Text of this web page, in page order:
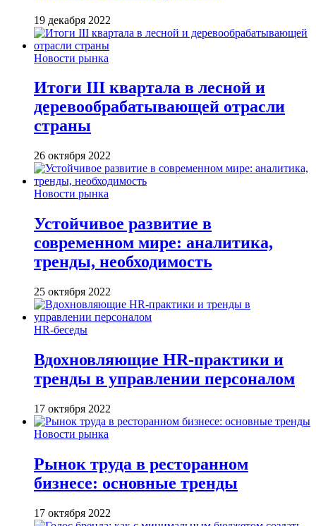
19 декабря 2022
Новости рынка
Итоги III квартала в лесной и
деревообрабатывающей отрасли
страны
26 октября 2022
Новости рынка
Устойчивое развитие в
современном мире: аналитика,
тренды, необходимость
25 октября 2022
HR-беседы
Вдохновляющие HR-практики и
тренды в управлении персоналом
17 октября 2022
Новости рынка
Рынок труда в ресторанном
бизнесе: основные тренды
17 октября 2022